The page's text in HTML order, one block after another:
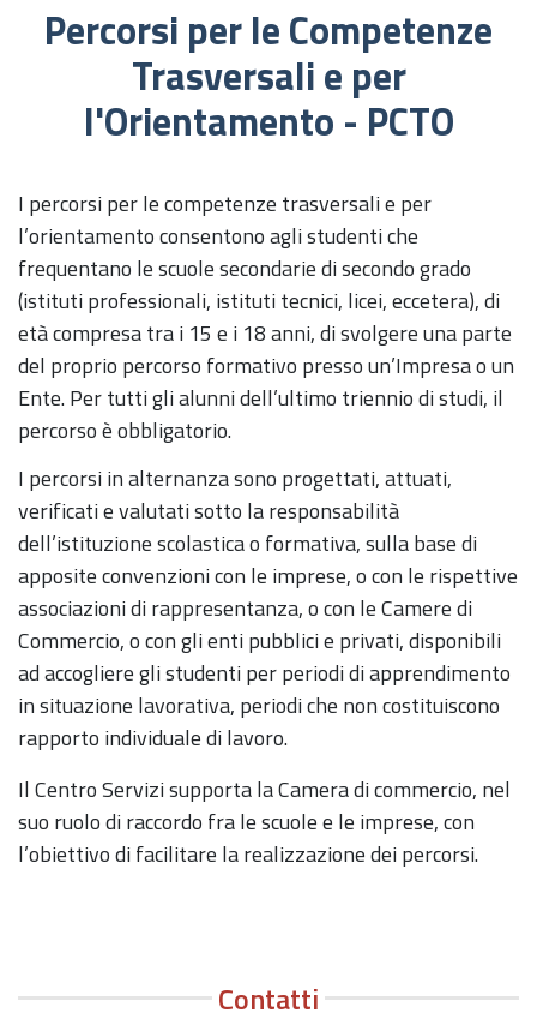
Percorsi per le Competenze
Trasversali e per
l'Orientamento - PCTO
I percorsi per le competenze trasversali e per
l’orientamento consentono agli studenti che
frequentano le scuole secondarie di secondo grado
(istituti professionali, istituti tecnici, licei, eccetera), di
età compresa tra i 15 e i 18 anni, di svolgere una parte
del proprio percorso formativo presso un’Impresa o un
Ente. Per tutti gli alunni dell’ultimo triennio di studi, il
percorso è obbligatorio.
I percorsi in alternanza sono progettati, attuati,
verificati e valutati sotto la responsabilità
dell’istituzione scolastica o formativa, sulla base di
apposite convenzioni con le imprese, o con le rispettive
associazioni di rappresentanza, o con le Camere di
Commercio, o con gli enti pubblici e privati, disponibili
ad accogliere gli studenti per periodi di apprendimento
in situazione lavorativa, periodi che non costituiscono
rapporto individuale di lavoro.
Il Centro Servizi supporta la Camera di commercio, nel
suo ruolo di raccordo fra le scuole e le imprese, con
l’obiettivo di facilitare la realizzazione dei percorsi.
Contatti